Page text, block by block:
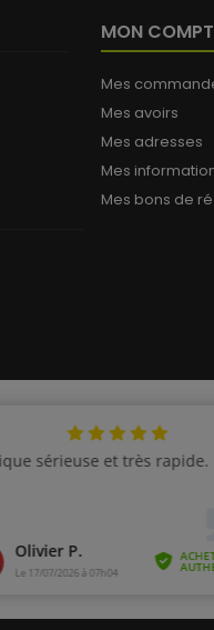
MON
Mes
Mes avoirs
Mes adresses
Mes
Mes bons de